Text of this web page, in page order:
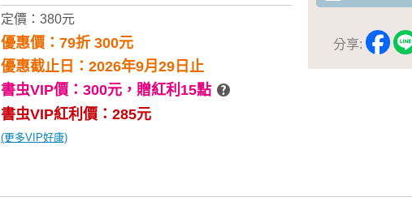
分享:
定價：380元
優惠價：79折 300元
優惠截止日：2026年9月29日止
書虫VIP價：300元， 贈紅利15點
書虫VIP紅利價：285元
(更多VIP好康)